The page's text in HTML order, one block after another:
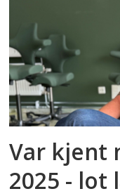
Var kjent
2025 -